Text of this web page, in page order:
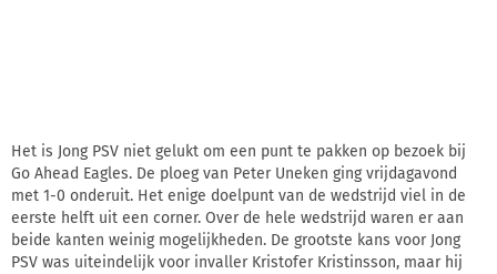
Het is Jong PSV niet gelukt om een punt te pakken op bezoek bij
Go Ahead Eagles. De ploeg van Peter Uneken ging vrijdagavond
met 1-0 onderuit. Het enige doelpunt van de wedstrijd viel in de
eerste helft uit een corner. Over de hele wedstrijd waren er aan
beide kanten weinig mogelijkheden. De grootste kans voor Jong
PSV was uiteindelijk voor invaller Kristofer Kristinsson, maar hij